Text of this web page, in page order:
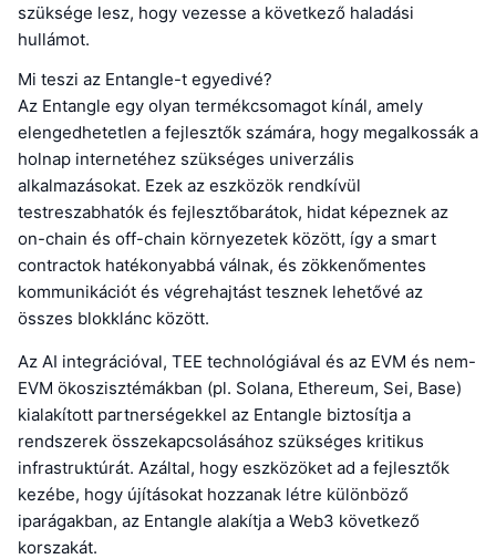
szüksége lesz, hogy vezesse a következő haladási
hullámot.
Mi teszi az Entangle-t egyedivé?
Az Entangle egy olyan termékcsomagot kínál, amely
elengedhetetlen a fejlesztők számára, hogy megalkossák a
holnap internetéhez szükséges univerzális
alkalmazásokat. Ezek az eszközök rendkívül
testreszabhatók és fejlesztőbarátok, hidat képeznek az
on-chain és off-chain környezetek között, így a smart
contractok hatékonyabbá válnak, és zökkenőmentes
kommunikációt és végrehajtást tesznek lehetővé az
összes blokklánc között.
Az AI integrációval, TEE technológiával és az EVM és nem-
EVM ökoszisztémákban (pl. Solana, Ethereum, Sei, Base)
kialakított partnerségekkel az Entangle biztosítja a
rendszerek összekapcsolásához szükséges kritikus
infrastruktúrát. Azáltal, hogy eszközöket ad a fejlesztők
kezébe, hogy újításokat hozzanak létre különböző
iparágakban, az Entangle alakítja a Web3 következő
korszakát.